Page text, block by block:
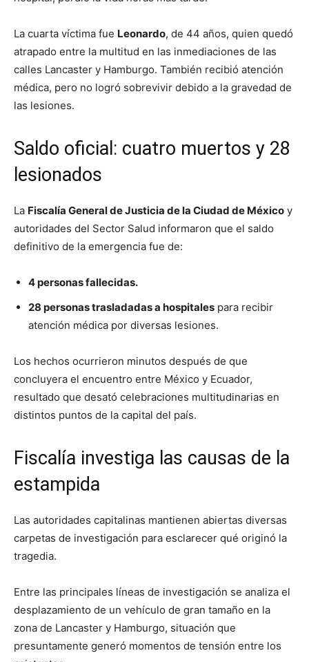
La cuarta víctima fue Leonardo, de 44 años, quien quedó
atrapado entre la multitud en las inmediaciones de las
calles Lancaster y Hamburgo. También recibió atención
médica, pero no logró sobrevivir debido a la gravedad de
las lesiones.
Saldo oficial: cuatro muertos y 28
lesionados
La Fiscalía General de Justicia de la Ciudad de México y
autoridades del Sector Salud informaron que el saldo
definitivo de la emergencia fue de:
4 personas fallecidas.
28 personas trasladadas a hospitales para recibir
atención médica por diversas lesiones.
Los hechos ocurrieron minutos después de que
concluyera el encuentro entre México y Ecuador,
resultado que desató celebraciones multitudinarias en
distintos puntos de la capital del país.
Fiscalía investiga las causas de la
estampida
Las autoridades capitalinas mantienen abiertas diversas
carpetas de investigación para esclarecer qué originó la
tragedia.
Entre las principales líneas de investigación se analiza el
desplazamiento de un vehículo de gran tamaño en la
zona de Lancaster y Hamburgo, situación que
presuntamente generó momentos de tensión entre los